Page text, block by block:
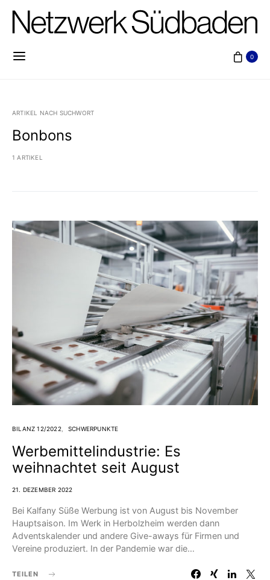
0
ARTIKEL NACH SUCHWORT
Bonbons
1 ARTIKEL
BILANZ 12/2022 SCHWERPUNKTE
Werbemittelindustrie: Es
weihnachtet seit August
21. DEZEMBER 2022
Bei Kalfany Süße Werbung ist von August bis November
Hauptsaison. Im Werk in Herbolzheim werden dann
Adventskalender und andere Give-aways für Firmen und
Vereine produziert. In der Pandemie war die…
TEILEN